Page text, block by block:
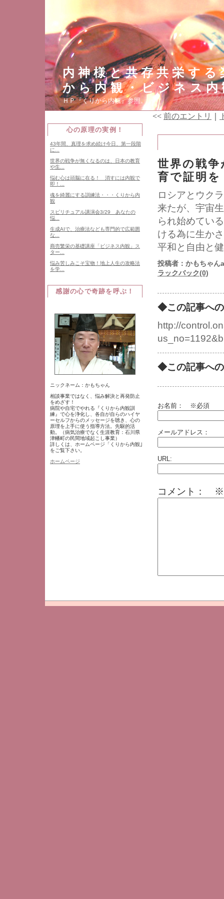
内神様と共存共栄す
から内観・ビジネス内
ＨＰ『くりから内観』参照。
心の原理の実例！
43年間、真理を求め続け今日、第一段階
に...
世界の戦争が無くなるのは、日本の教育
や生...
悩む心は頭脳に在る！ 消すには内観で
即！...
魂を綺麗にする訓練法・・・くりから内
観
スピリチュアル講演会3/29 あなたの
悩...
生成AIで、治療法なども専門的で広範囲
な...
商売繁栄の基礎講座「ビジネス内観」ス
ター...
悩み苦しみこそ宝物！地上人生の攻略法
を学...
感謝の心で奇跡を呼ぶ！
ニックネーム：かもちゃん
相談事業ではなく、悩み解決と再発防止
をめざす！
病院や自宅でやれる『くりから内観訓
練』で心を浄化し、各自が自らのハイヤ
ーセルフからのメッセージを聴き、心の
原理を上手に使う指導方法。先駆的活
動。（病気治療でなく生涯教育：石川県
津幡町の民間地域起こし事業）
詳しくは、ホームページ「くりから内観｣
をご覧下さい。
ホームページ
<< 前のエントリ
世界の戦
育で証明を
ロシアとウク
来たが、宇宙
られ始めてい
ける為に生か
平和と自由と
投稿者：かもちゃ
ラックバック(0)
◆この記事へ
http://
◆この記事へ
お名前： ※必須
メールアドレス：
URL:
コメント： ※